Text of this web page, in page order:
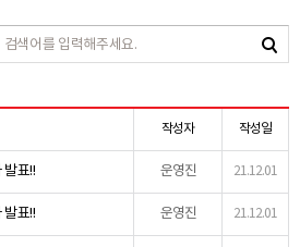
작성자 작성일
발표!! 운영진 21.12.01
발표!! 운영진 21.12.01